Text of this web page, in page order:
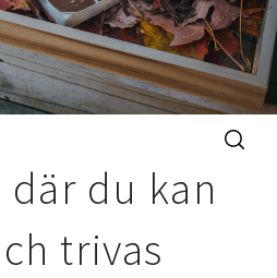
där du kan
trivas